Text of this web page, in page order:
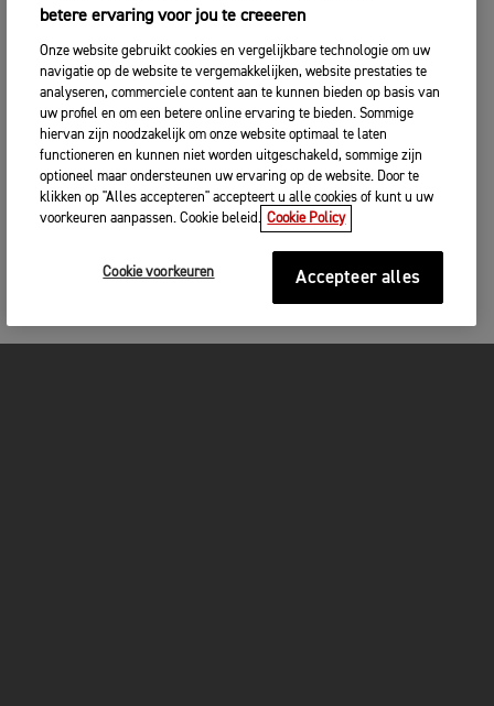
betere ervaring voor jou te creeeren
Onze website gebruikt cookies en vergelijkbare technologie om uw
navigatie op de website te vergemakkelijken, website prestaties te
analyseren, commerciele content aan te kunnen bieden op basis van
uw profiel en om een betere online ervaring te bieden. Sommige
hiervan zijn noodzakelijk om onze website optimaal te laten
functioneren en kunnen niet worden uitgeschakeld, sommige zijn
optioneel maar ondersteunen uw ervaring op de website. Door te
klikken op "Alles accepteren" accepteert u alle cookies of kunt u uw
voorkeuren aanpassen. Cookie beleid. Cookie Policy
Cookie voorkeuren Accepteer alles